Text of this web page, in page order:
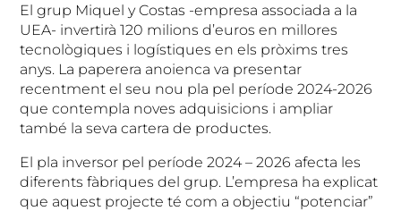
El grup Miquel y Costas -empresa associada a la
UEA- invertirà 120 milions d’euros en millores
tecnològiques i logístiques en els pròxims tres
anys. La paperera anoienca va presentar
recentment el seu nou pla pel període 2024-2026
que contempla noves adquisicions i ampliar
també la seva cartera de productes.
El pla inversor pel període 2024 – 2026 afecta les
diferents fàbriques del grup. L’empresa ha explicat
que aquest projecte té com a objectiu “potenciar”